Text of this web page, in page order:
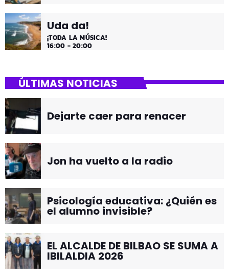
Uda da!
¡TODA LA MÚSICA!
16:00 - 20:00
ÚLTIMAS NOTICIAS
Dejarte caer para renacer
Jon ha vuelto a la radio
Psicología educativa: ¿Quién es
el alumno invisible?
EL ALCALDE DE BILBAO SE SUMA A
IBILALDIA 2026